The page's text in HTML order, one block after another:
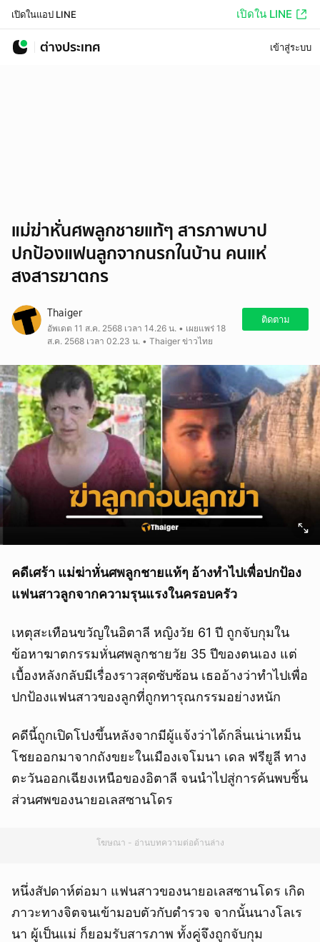
เปิดในแอป LINE เปิดใน LINE
ต่างประเทศ เข้าสู่ระบบ
แม่ฆ่าหั่นศพลูกชายแท้ๆ สารภาพบาป
ปกป้องแฟนลูกจากนรกในบ้าน คนแห่
สงสารฆาตกร
Thaiger
อัพเดต 11 ส.ค. 2568 เวลา 14.26 น. • เผยแพร่ 18
ส.ค. 2568 เวลา 02.23 น. • Thaiger ข่าวไทย
ติดตาม
คดีเศร้า แม่ฆ่าหั่นศพลูกชายแท้ๆ อ้างทำไปเพื่อปกป้อง
แฟนสาวลูกจากความรุนแรงในครอบครัว
เหตุสะเทือนขวัญในอิตาลี หญิงวัย 61 ปี ถูกจับกุมใน
ข้อหาฆาตกรรมหั่นศพลูกชายวัย 35 ปีของตนเอง แต่
เบื้องหลังกลับมีเรื่องราวสุดซับซ้อน เธออ้างว่าทำไปเพื่อ
ปกป้องแฟนสาวของลูกที่ถูกทารุณกรรมอย่างหนัก
คดีนี้ถูกเปิดโปงขึ้นหลังจากมีผู้แจ้งว่าได้กลิ่นเน่าเหม็น
โชยออกมาจากถังขยะในเมืองเจโมนา เดล ฟรียูลี ทาง
ตะวันออกเฉียงเหนือของอิตาลี จนนำไปสู่การค้นพบชิ้น
ส่วนศพของนายอเลสซานโดร
โฆษณา - อ่านบทความต่อด้านล่าง
หนึ่งสัปดาห์ต่อมา แฟนสาวของนายอเลสซานโดร เกิด
ภาวะทางจิตจนเข้ามอบตัวกับตำรวจ จากนั้นนางโลเร
นา ผู้เป็นแม่ ก็ยอมรับสารภาพ ทั้งคู่จึงถูกจับกุม